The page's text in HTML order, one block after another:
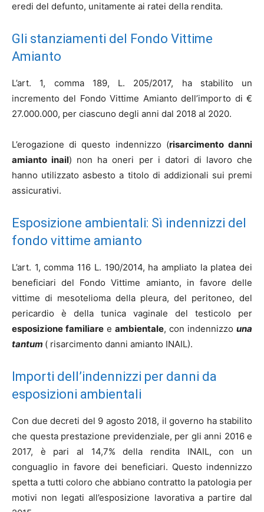
eredi del defunto, unitamente ai ratei della rendita.
Gli stanziamenti del Fondo Vittime
Amianto
L’art. 1, comma 189, L. 205/2017, ha stabilito un
incremento del Fondo Vittime Amianto dell’importo di €
27.000.000, per ciascuno degli anni dal 2018 al 2020.
L’erogazione di questo indennizzo (risarcimento danni
amianto inail) non ha oneri per i datori di lavoro che
hanno utilizzato asbesto a titolo di addizionali sui premi
assicurativi.
Esposizione ambientali: Sì indennizzi del
fondo vittime amianto
L’art. 1, comma 116 L. 190/2014, ha ampliato la platea dei
beneficiari del Fondo Vittime amianto, in favore delle
vittime di mesotelioma della pleura, del peritoneo, del
pericardio è della tunica vaginale del testicolo per
esposizione familiare e ambientale, con indennizzo una
tantum ( risarcimento danni amianto INAIL).
Importi dell’indennizzi per danni da
esposizioni ambientali
Con due decreti del 9 agosto 2018, il governo ha stabilito
che questa prestazione previdenziale, per gli anni 2016 e
2017, è pari al 14,7% della rendita INAIL, con un
conguaglio in favore dei beneficiari. Questo indennizzo
spetta a tutti coloro che abbiano contratto la patologia per
motivi non legati all’esposizione lavorativa a partire dal